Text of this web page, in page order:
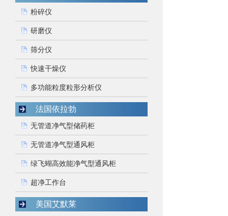
粉碎仪
研磨仪
筛分仪
快速干燥仪
多功能粒度粒形分析仪
法国依拉勃
无管道净气型储药柜
无管道净气型通风柜
绿飞蝴高效能净气型通风柜
超净工作台
美国艾默莱